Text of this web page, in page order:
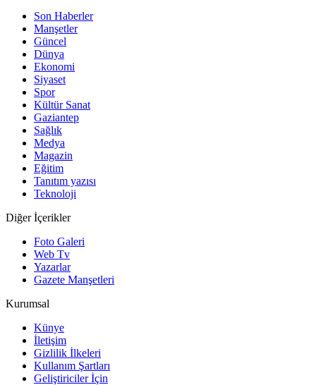
Son Haberler
Manşetler
Güncel
Dünya
Ekonomi
Siyaset
Spor
Kültür Sanat
Gaziantep
Sağlık
Medya
Magazin
Eğitim
Tanıtım yazısı
Teknoloji
Diğer İçerikler
Foto Galeri
Web Tv
Yazarlar
Gazete Manşetleri
Kurumsal
Künye
İletişim
Gizlilik İlkeleri
Kullanım Şartları
Geliştiriciler İçin